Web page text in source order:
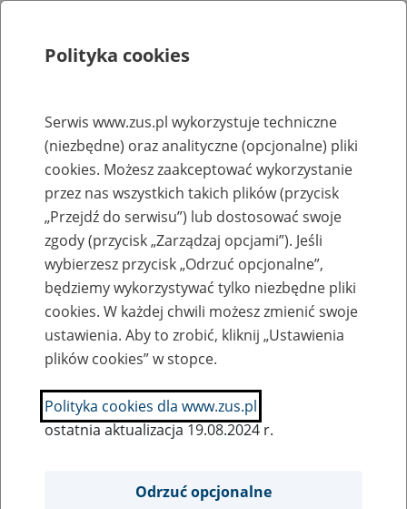
Rejestry, ewidencje i archiwa
Baza zlikwidowanych lub
przekształconych zakładów pracy
Nazwa zakładu pracy:
SZUKAJ
Polityka cookies
Serwis www.zus.pl wykorzystuje techniczne
(niezbędne) oraz analityczne (opcjonalne) pliki
cookies. Możesz zaakceptować wykorzystanie
przez nas wszystkich takich plików (przycisk
„Przejdź do serwisu”) lub dostosować swoje
zgody (przycisk „Zarządzaj opcjami”). Jeśli
wybierzesz przycisk „Odrzuć opcjonalne”,
będziemy wykorzystywać tylko niezbędne pliki
cookies. W każdej chwili możesz zmienić swoje
ustawienia. Aby to zrobić, kliknij „Ustawienia
plików cookies” w stopce.
Polityka cookies dla www.zus.pl
ostatnia aktualizacja 19.08.2024 r.
Odrzuć opcjonalne